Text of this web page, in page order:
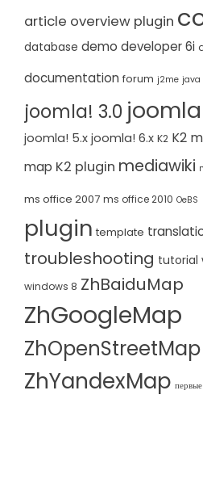
article overview plugin
database demo developer 6i
documentation forum j2me java
joomla! 3.0
joomla! 5.x joomla! 6.x K2 K2
map K2 plugin mediawiki
ms office 2007 ms office 2010 OeBS
plugin template
troubleshooting tutorial
windows 8 ZhBaiduMap
ZhGoogleMap
ZhOpenStreetMap
ZhYandexMap